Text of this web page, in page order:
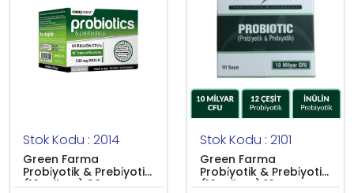
Stok Kodu : 2014
Green Farma
Probi̇yotik & Prebi̇yotik
(10 milyar) 30 Saşe
Stok Kodu : 2101
Green Farma
Probi̇yotik & Prebi̇yotik
(10 milyar) 10 Saşe